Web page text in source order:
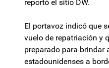
reportó el sitio DW.
El portavoz indicó que
vuelo de repatriación y
preparado para brindar
estadounidenses a